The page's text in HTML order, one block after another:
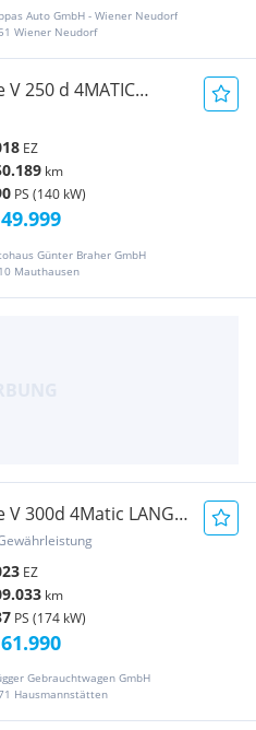
Auto GmbH - Wiener Neudorf
Wiener Neudorf
V 250 d 4MATIC
Shz
EZ
km
PS (140 kW)
Günter Braher GmbH
Mauthausen
V 300d 4Matic LANG
STH...
EZ
km
PS (174 kW)
Gebrauchtwagen GmbH
Hausmannstätten